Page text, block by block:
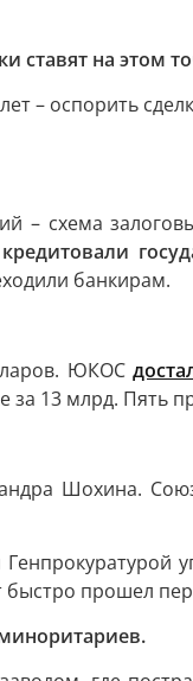
ставят на этом
– оспорить
– схема
банкирам.
ЮКОС
13 млрд. Пять
Шохина.
быстро прошел